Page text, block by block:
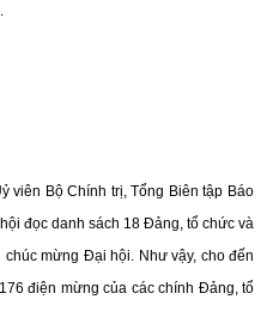
viên Bộ Chính trị, Tổng Biên tập Báo
đọc danh sách 18 Đảng, tổ chức và
mừng Đại hội. Như vậy, cho đến
điện mừng của các chính Đảng, tổ